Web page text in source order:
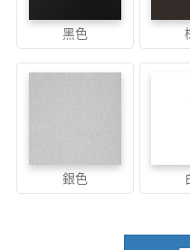
黑色
銀色